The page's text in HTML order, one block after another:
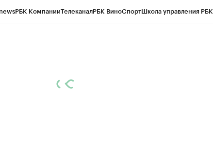
РБК КомпанииТелеканалРБК ВиноСпортШкола управления РБК